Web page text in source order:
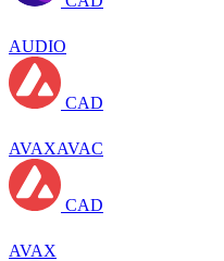
AUDIO
CAD
AVAXAVAC
CAD
AVAX